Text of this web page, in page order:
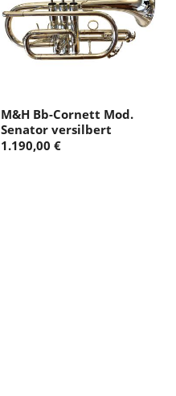
M&H Bb-Cornett Mod.
Senator versilbert
1.190,00 €